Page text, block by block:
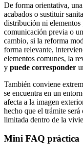
De forma orientativa,
acabados o sustituir
distribución ni elementos
comunicación previa o
cambio, si la reforma
forma relevante,
elementos comunes, la
y puede corresponder
También conviene
se encuentra en un
afecta a la imagen
hecho que el trámite
limitada dentro de la
Mini FAQ práctica